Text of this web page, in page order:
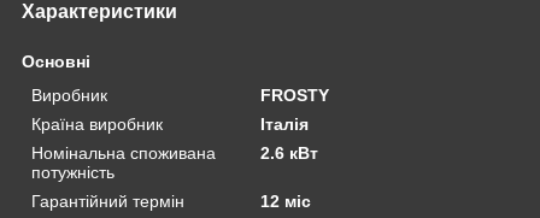
Характеристики
Основні
Виробник
FROSTY
Країна виробник
Італія
Номінальна споживана
потужність
2.6 кВт
Гарантійний термін
12 міс